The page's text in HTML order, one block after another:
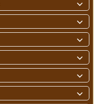





